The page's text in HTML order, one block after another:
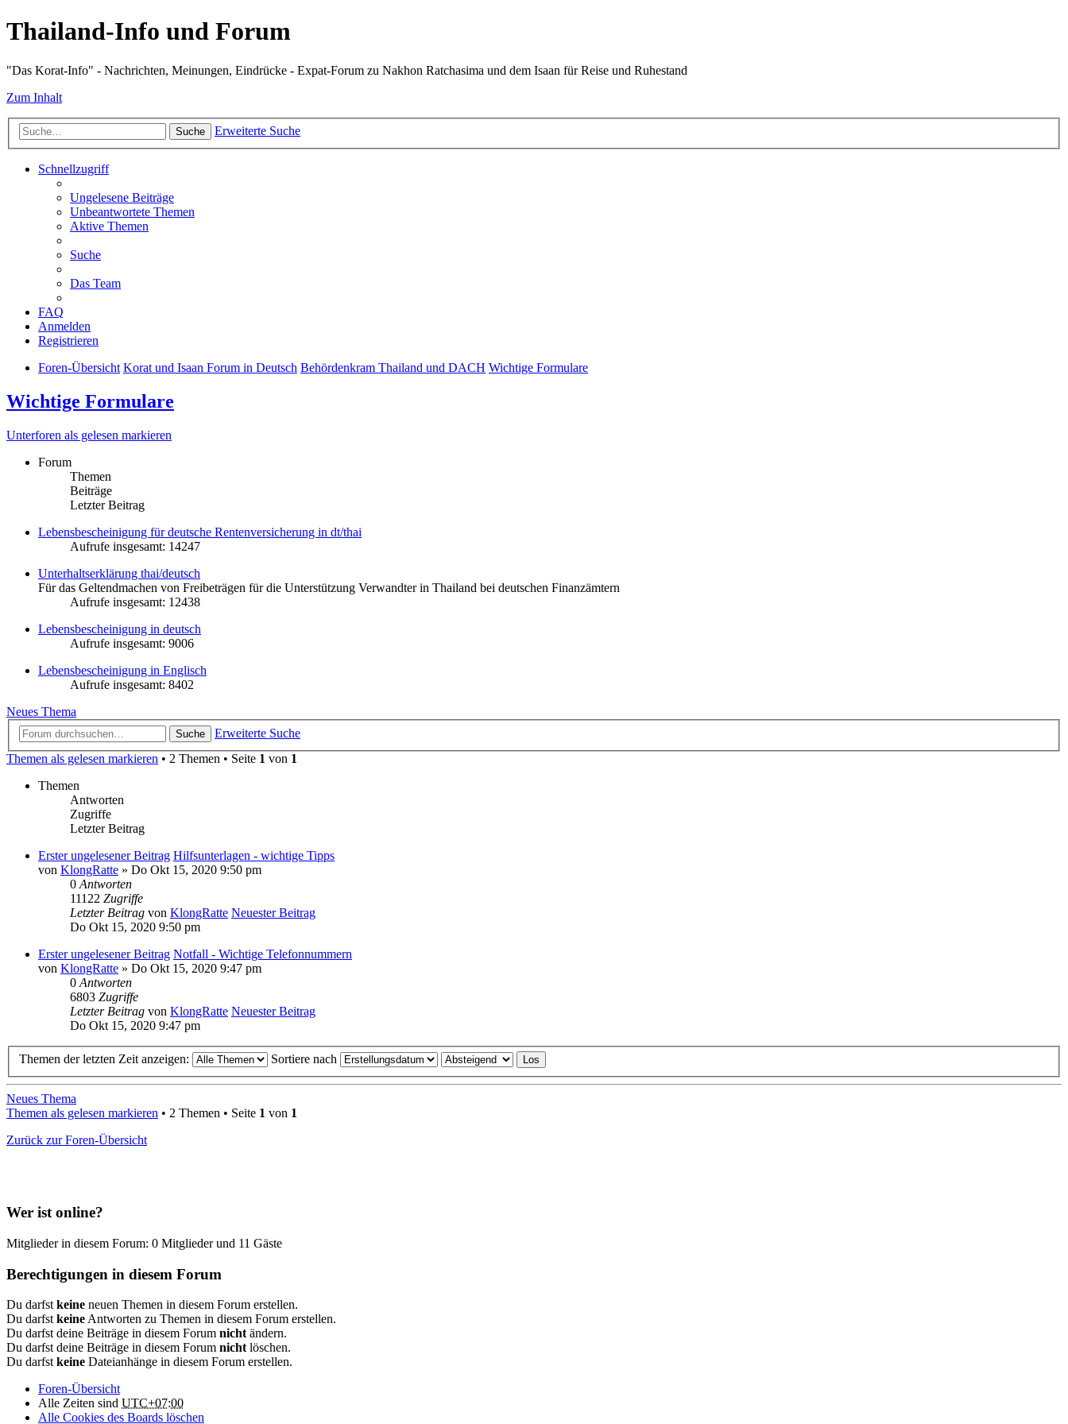
Thailand-Info und Forum
"Das Korat-Info" - Nachrichten, Meinungen, Eindrücke - Expat-Forum zu Nakhon Ratchasima und dem Isaan für Reise und Ruhestand
Zum Inhalt
Suche Erweiterte Suche
Schnellzugriff
Ungelesene Beiträge
Unbeantwortete Themen
Aktive Themen
Suche
Das Team
FAQ
Anmelden
Registrieren
Foren-Übersicht Korat und Isaan Forum in Deutsch Behördenkram Thailand und DACH Wichtige Formulare
Wichtige Formulare
Unterforen als gelesen markieren
Forum
Themen
Beiträge
Letzter Beitrag
Lebensbescheinigung für deutsche Rentenversicherung in dt/thai
Aufrufe insgesamt: 14247
Unterhaltserklärung thai/deutsch
Für das Geltendmachen von Freibeträgen für die Unterstützung Verwandter in Thailand bei deutschen Finanzämtern
Aufrufe insgesamt: 12438
Lebensbescheinigung in deutsch
Aufrufe insgesamt: 9006
Lebensbescheinigung in Englisch
Aufrufe insgesamt: 8402
Neues Thema
Suche
Erweiterte Suche
Themen als gelesen markieren • 2 Themen • Seite 1 von 1
Themen
Antworten
Zugriffe
Letzter Beitrag
Erster ungelesener Beitrag Hilfsunterlagen - wichtige Tipps
von KlongRatte » Do Okt 15, 2020 9:50 pm
0 Antworten
11122 Zugriffe
Letzter Beitrag von KlongRatte Neuester Beitrag
Do Okt 15, 2020 9:50 pm
Erster ungelesener Beitrag Notfall - Wichtige Telefonnummern
von KlongRatte » Do Okt 15, 2020 9:47 pm
0 Antworten
6803 Zugriffe
Letzter Beitrag von KlongRatte Neuester Beitrag
Do Okt 15, 2020 9:47 pm
Themen der letzten Zeit anzeigen: Sortiere nach
Neues Thema
Themen als gelesen markieren • 2 Themen • Seite 1 von 1
Zurück zur Foren-Übersicht
Wer ist online?
Mitglieder in diesem Forum: 0 Mitglieder und 11 Gäste
Berechtigungen in diesem Forum
Du darfst keine neuen Themen in diesem Forum erstellen.
Du darfst keine Antworten zu Themen in diesem Forum erstellen.
Du darfst deine Beiträge in diesem Forum nicht ändern.
Du darfst deine Beiträge in diesem Forum nicht löschen.
Du darfst keine Dateianhänge in diesem Forum erstellen.
Foren-Übersicht
Alle Zeiten sind UTC+07:00
Alle Cookies des Boards löschen